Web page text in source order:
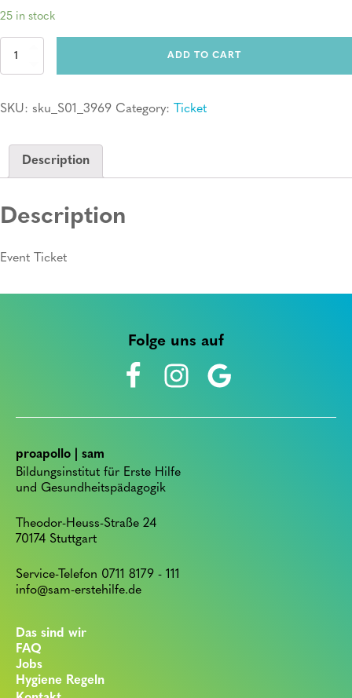
25 in stock
Ticket:
quantity
ADD TO CART
SKU: sku_S01_3969 Category: Ticket
Description
Description
Event Ticket
Folge uns auf
proapollo | sam
Bildungsinstitut für Erste Hilfe
und Gesundheitspädagogik
Theodor-Heuss-Straße 24
70174 Stuttgart
Service-Telefon 0711 8179 - 111
info@sam-erstehilfe.de
Das sind wir
FAQ
Jobs
Hygiene Regeln